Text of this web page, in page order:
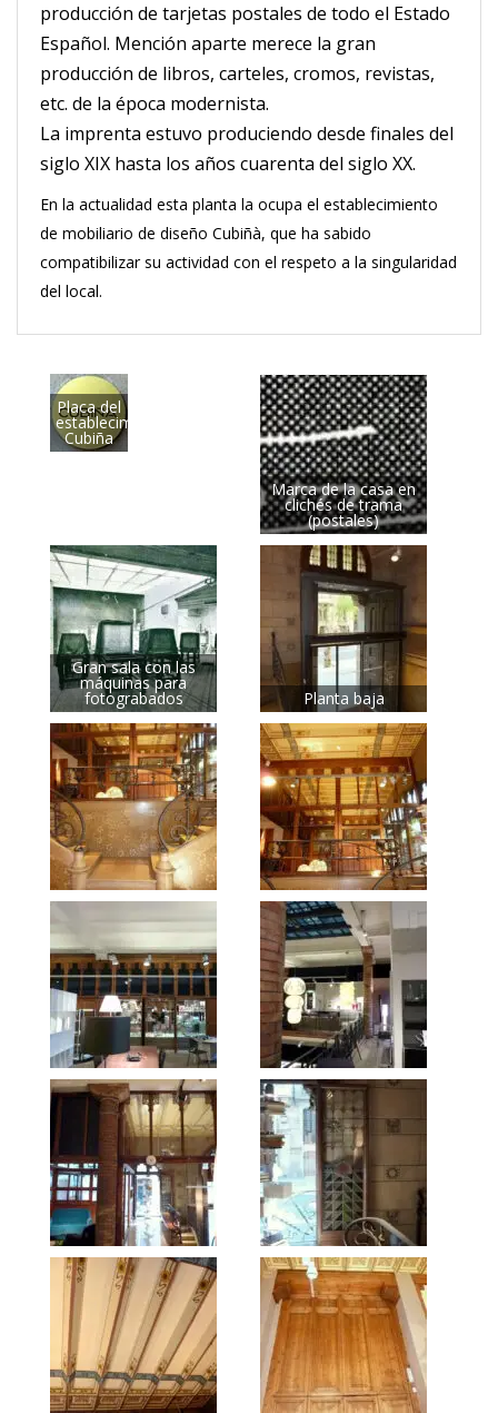
producción de tarjetas postales de todo el Estado
Español. Mención aparte merece la gran
producción de libros, carteles, cromos, revistas,
etc. de la época modernista.
La imprenta estuvo produciendo desde finales del
siglo XIX hasta los años cuarenta del siglo XX.
En la actualidad esta planta la ocupa el establecimiento
de mobiliario de diseño Cubiñà, que ha sabido
compatibilizar su actividad con el respeto a la singularidad
del local.
Placa del
establecimiento
Cubiña
Marca de la casa en
clichés de trama
(postales)
Gran sala con las
máquinas para
fotograbados Planta baja